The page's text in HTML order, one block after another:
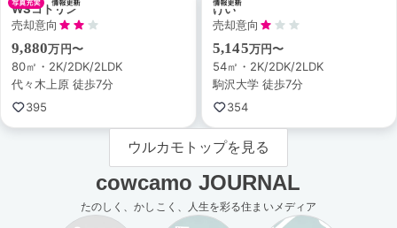
WSコトリン
売却意向
9,880万円〜
80㎡・2K/2DK/2LDK
代々木上原 徒歩7分
395
けい
売却意向
5,145万円〜
54㎡・2K/2DK/2LDK
駒沢大学 徒歩7分
354
ウルカモトップを見る
cowcamo JOURNAL
たのしく、かしこく、人生を彩る住まいメディア